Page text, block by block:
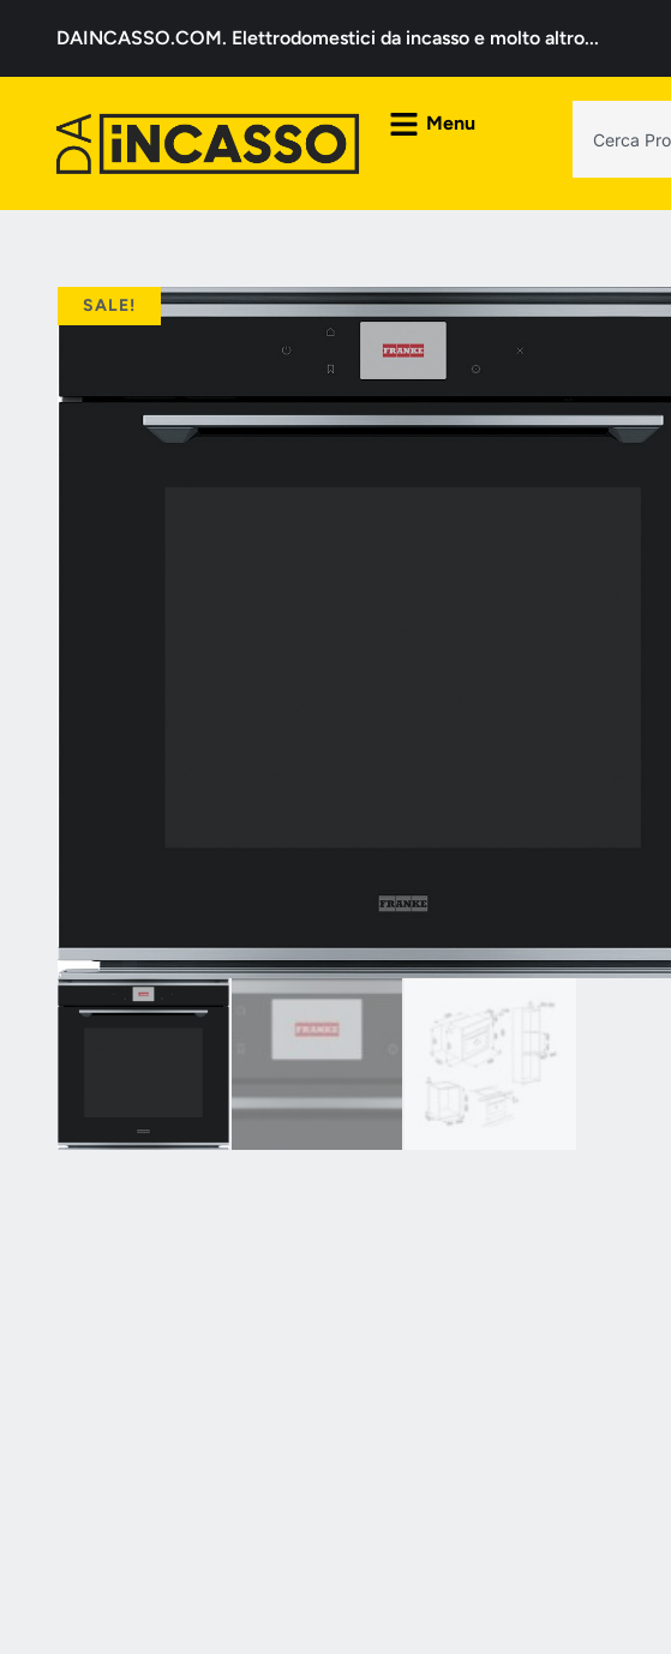
DAINCASSO.COM. Elettrodomestici da incasso e molto altro...
Menu
SALE!